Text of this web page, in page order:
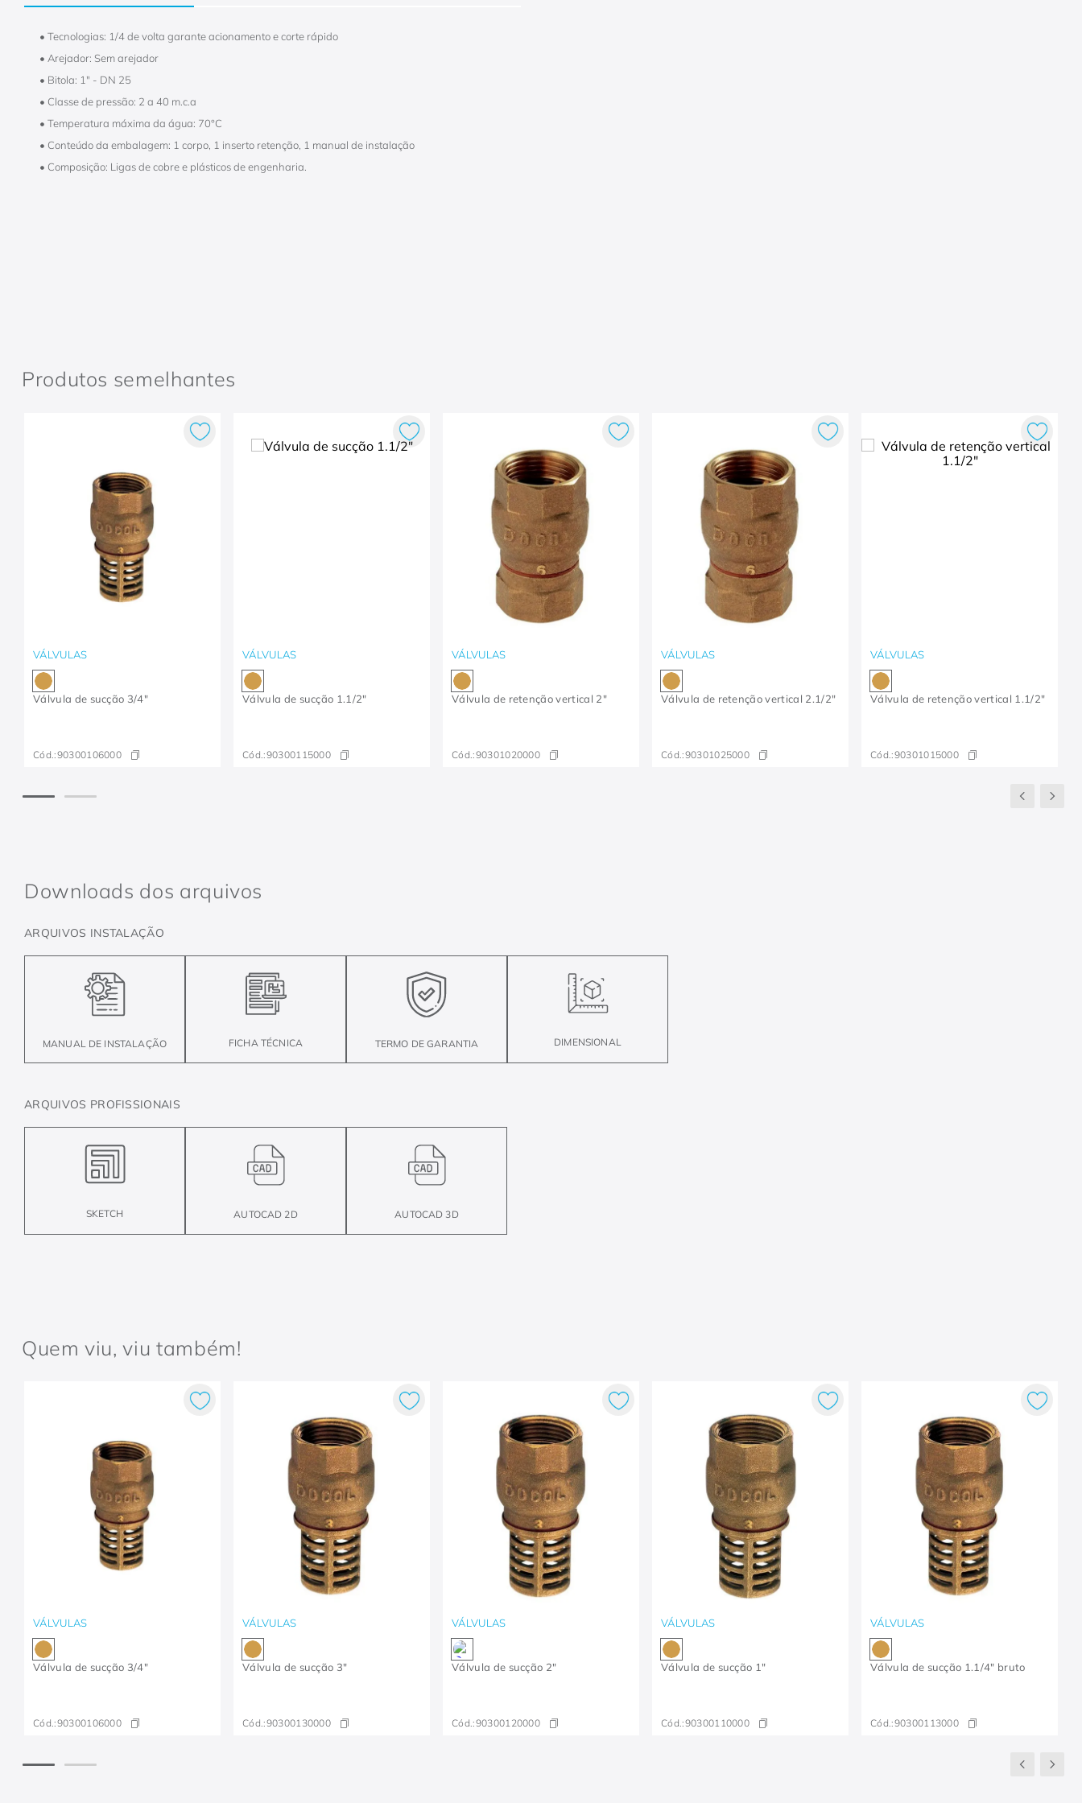
• Tecnologias: 1/4 de volta garante acionamento e corte rápido
• Arejador: Sem arejador
• Bitola: 1" - DN 25
• Classe de pressão: 2 a 40 m.c.a
• Temperatura máxima da água: 70°C
• Conteúdo da embalagem: 1 corpo, 1 inserto retenção, 1 manual de instalação
• Composição: Ligas de cobre e plásticos de engenharia.
Produtos semelhantes
VÁLVULAS
Válvula de sucção 3/4"
Cód.:90300106000
VÁLVULAS
Válvula de sucção 1.1/2"
Cód.:90300115000
VÁLVULAS
Válvula de retenção vertical 2"
Cód.:90301020000
VÁLVULAS
Válvula de retenção vertical 2.1/2"
Cód.:90301025000
VÁLVULAS
Válvula de retenção vertical 1.1/2"
Cód.:90301015000
Downloads dos arquivos
ARQUIVOS INSTALAÇÃO
MANUAL DE INSTALAÇÃO FICHA TÉCNICA TERMO DE GARANTIA DIMENSIONAL
ARQUIVOS PROFISSIONAIS
SKETCH AUTOCAD 2D AUTOCAD 3D
Quem viu, viu também!
VÁLVULAS
Válvula de sucção 3/4"
Cód.:90300106000
VÁLVULAS
Válvula de sucção 3"
Cód.:90300130000
VÁLVULAS
Válvula de sucção 2"
Cód.:90300120000
VÁLVULAS
Válvula de sucção 1"
Cód.:90300110000
VÁLVULAS
Válvula de sucção 1.1/4" bruto
Cód.:90300113000